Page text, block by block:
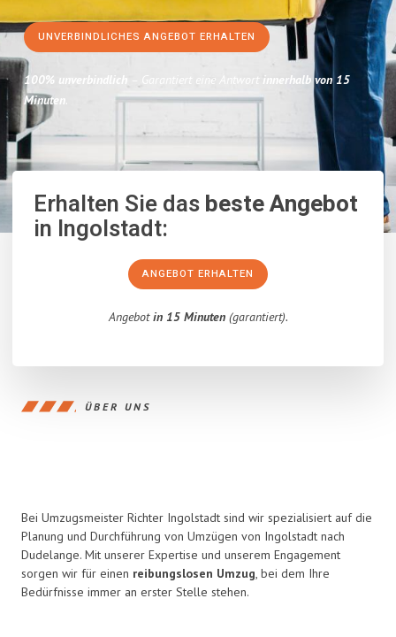
UNVERBINDLICHES ANGEBOT ERHALTEN
100% unverbindlich – Garantiert eine Antwort innerhalb von 15
Minuten.
Erhalten Sie dasbeste Angebot
in Ingolstadt:
ANGEBOT ERHALTEN
Angebotin 15 Minuten(garantiert).
ÜBER UNS
Bei Umzugsmeister Richter Ingolstadt sind wir spezialisiert auf die
Planung und Durchführung von Umzügen von Ingolstadt nach
Dudelange. Mit unserer Expertise und unserem Engagement
sorgen wir für einen reibungslosen Umzug, bei dem Ihre
Bedürfnisse immer an erster Stelle stehen.